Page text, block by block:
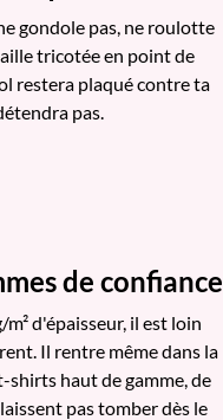
gondole pas, ne roulotte
tricotée en point de
restera plaqué contre ta
pas.
de confiance
m² d'épaisseur, il est loin
Il rentre même dans la
shirts haut de gamme, de
pas tomber dès le